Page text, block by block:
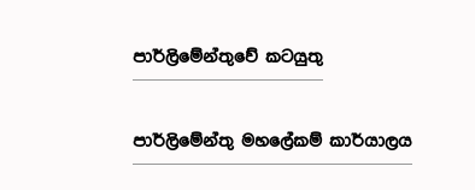
පාර්ලිමේන්තුවේ කටයුතු
පාර්ලිමේන්තු මහලේකම් කාර්යාලය